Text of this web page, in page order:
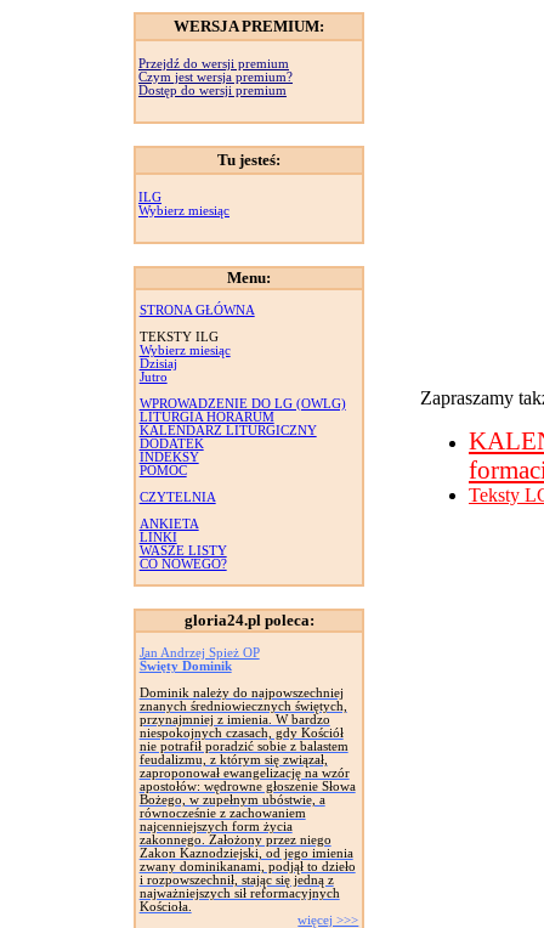
WERSJA PREMIUM:
Przejdź do wersji premium
Czym jest wersja premium?
Dostęp do wersji premium
Tu jesteś:
ILG
Wybierz miesiąc
Menu:
STRONA GŁÓWNA
TEKSTY ILG
Wybierz miesiąc
Dzisiaj
Jutro
WPROWADZENIE DO LG (OWLG)
LITURGIA HORARUM
KALENDARZ LITURGICZNY
DODATEK
INDEKSY
POMOC
CZYTELNIA
ANKIETA
LINKI
WASZE LISTY
CO NOWEGO?
gloria24.pl poleca:
Jan Andrzej Spież OP
Święty Dominik
Dominik należy do najpowszechniej
znanych średniowiecznych świętych,
przynajmniej z imienia. W bardzo
niespokojnych czasach, gdy Kościół
nie potrafił poradzić sobie z balastem
feudalizmu, z którym się związał,
zaproponował ewangelizację na wzór
apostołów: wędrowne głoszenie Słowa
Bożego, w zupełnym ubóstwie, a
równocześnie z zachowaniem
najcenniejszych form życia
zakonnego. Założony przez niego
Zakon Kaznodziejski, od jego imienia
zwany dominikanami, podjął to dzieło
i rozpowszechnił, stając się jedną z
najważniejszych sił reformacyjnych
Kościoła.
więcej >>>
Zapraszamy
Teksty